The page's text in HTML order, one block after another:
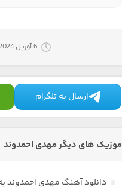
6 آوریل 2024
ارسال به تلگرام
موزیک های دیگر مهدی احمدوند
دانلود آهنگ مهدی احمدوند به